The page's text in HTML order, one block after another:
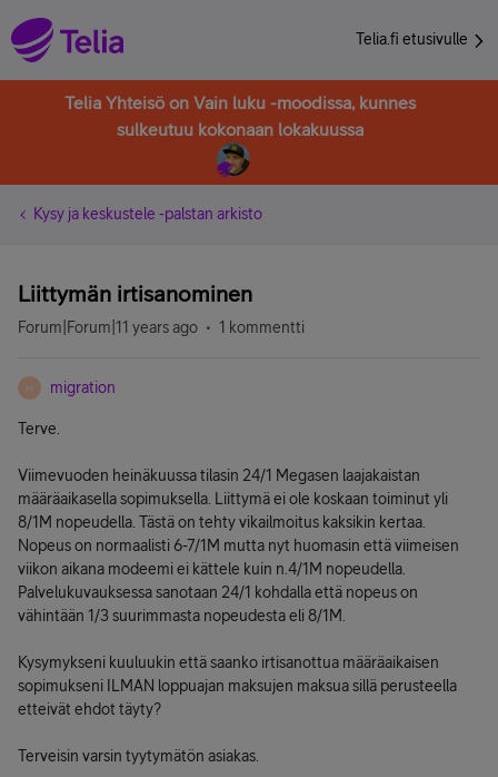
Telia.fi etusivulle
Telia Yhteisö on Vain luku -moodissa, kunnes
sulkeutuu kokonaan lokakuussa
Kysy ja keskustele -palstan arkisto
Liittymän irtisanominen
Forum|Forum|11 years ago 1 kommentti
M migration
Terve.
Viimevuoden heinäkuussa tilasin 24/1 Megasen laajakaistan
määräaikasella sopimuksella. Liittymä ei ole koskaan toiminut yli
8/1M nopeudella. Tästä on tehty vikailmoitus kaksikin kertaa.
Nopeus on normaalisti 6-7/1M mutta nyt huomasin että viimeisen
viikon aikana modeemi ei kättele kuin n.4/1M nopeudella.
Palvelukuvauksessa sanotaan 24/1 kohdalla että nopeus on
vähintään 1/3 suurimmasta nopeudesta eli 8/1M.
Kysymykseni kuuluukin että saanko irtisanottua määräaikaisen
sopimukseni ILMAN loppuajan maksujen maksua sillä perusteella
etteivät ehdot täyty?
Terveisin varsin tyytymätön asiakas.